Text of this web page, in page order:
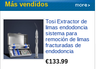
Más vendidos
Tosi Extractor de
limas endodoncia
sistema para
remoción de limas
fracturadas de
endodoncia
€133.99